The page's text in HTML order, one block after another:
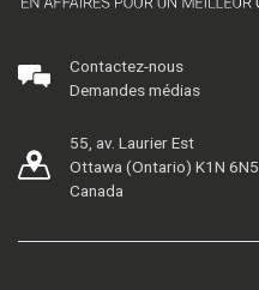
Contactez-nous
Demandes médias
55, av. Laurier Est
Ottawa (Ontario) K1N 6N5
Canada